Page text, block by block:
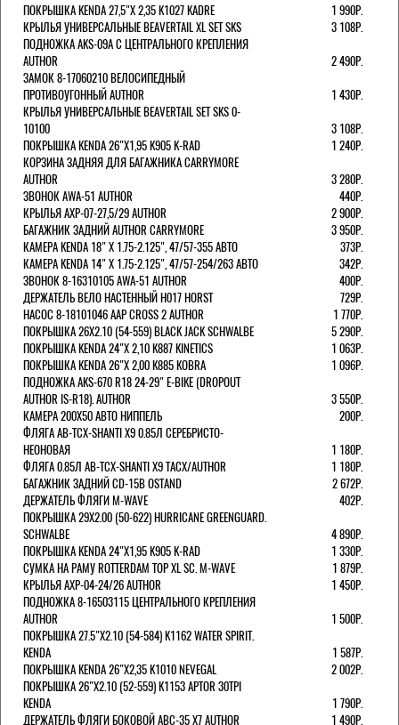
ПОКРЫШКА KENDA 27,5"Х 2,35 K1027 KADRE
1 990Р.
КРЫЛЬЯ УНИВЕРСАЛЬНЫЕ BEAVERTAIL XL SET SKS
3 108Р.
ПОДНОЖКА AKS-09A C ЦЕНТРАЛЬНОГО КРЕПЛЕНИЯ
AUTHOR
2 490Р.
ЗАМОК 8-17060210 ВЕЛОСИПЕДНЫЙ
ПРОТИВОУГОННЫЙ AUTHOR
1 430Р.
КРЫЛЬЯ УНИВЕРСАЛЬНЫЕ BEAVERTAIL SET SKS 0-
10100
3 108Р.
ПОКРЫШКА KENDA 26"Х1,95 K905 K-RAD
1 240Р.
КОРЗИНА ЗАДНЯЯ ДЛЯ БАГАЖНИКА CARRYMORE
AUTHOR
3 280Р.
ЗВОНОК AWA-51 AUTHOR
440Р.
КРЫЛЬЯ AXP-07-27,5/29 AUTHOR
2 900Р.
БАГАЖНИК ЗАДНИЙ AUTHOR CARRYMORE
3 950Р.
КАМЕРА KENDA 18" Х 1.75-2.125", 47/57-355 АВТО
373Р.
КАМЕРА KENDA 14" Х 1.75-2.125", 47/57-254/263 АВТО
342Р.
ЗВОНОК 8-16310105 AWA-51 AUTHOR
400Р.
ДЕРЖАТЕЛЬ ВЕЛО НАСТЕННЫЙ H017 HORST
729Р.
НАСОС 8-18101046 AAP CROSS 2 AUTHOR
1 770Р.
ПОКРЫШКА 26X2.10 (54-559) BLACK JACK SCHWALBE
5 290Р.
ПОКРЫШКА KENDA 24"Х 2,10 K887 KINETICS
1 063Р.
ПОКРЫШКА KENDA 26"Х 2,00 K885 KOBRA
1 096Р.
ПОДНОЖКА AKS-670 R18 24-29" E-BIKE (DROPOUT
AUTHOR IS-R18). AUTHOR
3 550Р.
КАМЕРА 200Х50 АВТО НИППЕЛЬ
200Р.
ФЛЯГА AB-TCX-SHANTI X9 0.85Л СЕРЕБРИСТО-
НЕОНОВАЯ
1 180Р.
ФЛЯГА 0.85Л AB-TCX-SHANTI X9 TACX/AUTHOR
1 180Р.
БАГАЖНИК ЗАДНИЙ CD-15B OSTAND
2 672Р.
ДЕРЖАТЕЛЬ ФЛЯГИ M-WAVE
402Р.
ПОКРЫШКА 29X2.00 (50-622) HURRICANE GREENGUARD.
SCHWALBE
4 890Р.
ПОКРЫШКА KENDA 24"Х1,95 K905 K-RAD
1 330Р.
СУМКА НА РАМУ ROTTERDAM TOP XL SC. M-WAVE
1 879Р.
КРЫЛЬЯ AXP-04-24/26 AUTHOR
1 450Р.
ПОДНОЖКА 8-16503115 ЦЕНТРАЛЬНОГО КРЕПЛЕНИЯ
AUTHOR
1 500Р.
ПОКРЫШКА 27.5"Х2.10 (54-584) K1162 WATER SPIRIT.
KENDA
1 587Р.
ПОКРЫШКА KENDA 26"Х2,35 K1010 NEVEGAL
2 002Р.
ПОКРЫШКА 26"Х2.10 (52-559) K1153 APTOR 30TPI
KENDA
1 790Р.
ДЕРЖАТЕЛЬ ФЛЯГИ БОКОВОЙ ABC-35 X7 AUTHOR
1 490Р.